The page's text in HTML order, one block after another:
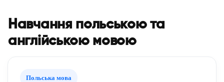
Навчання польською та
англійською мовою
Польська мова